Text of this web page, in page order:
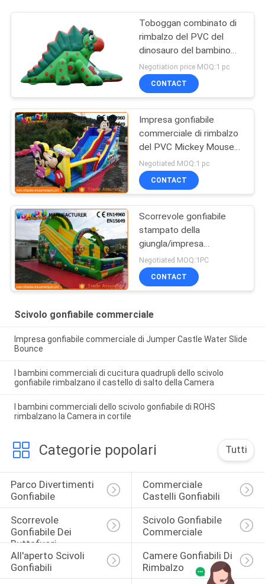
Toboggan combinato di
rimbalzo del PVC del
dinosauro del bambino
del campo da giuoco
asciutto gonfiabile dello
scorrevole
Negotiation price MOQ:1 pc
CONTACT
Impresa gonfiabile
commerciale di rimbalzo
del PVC Mickey Mouse
con lo scorrevole facile
portare
Negotiated MOQ:1 pc
CONTACT
Scorrevole gonfiabile
stampato della
giungla/impresa
gonfiabile commerciale
di rimbalzo
Negotiated MOQ:1PC
CONTACT
Scivolo gonfiabile commerciale
Impresa gonfiabile commerciale di Jumper Castle Water Slide
Bounce
I bambini commerciali di cucitura quadrupli dello scivolo
gonfiabile rimbalzano il castello di salto della Camera
I bambini commerciali dello scivolo gonfiabile di ROHS
rimbalzano la Camera in cortile
Categorie popolari Tutti
Parco Divertimenti
Gonfiabile
Commerciale
Castelli Gonfiabili
Scorrevole
Gonfiabile Dei
Buttafuori
Scivolo Gonfiabile
Commerciale
All'aperto Scivoli
Gonfiabili
Camere Gonfiabili Di
Rimbalzo